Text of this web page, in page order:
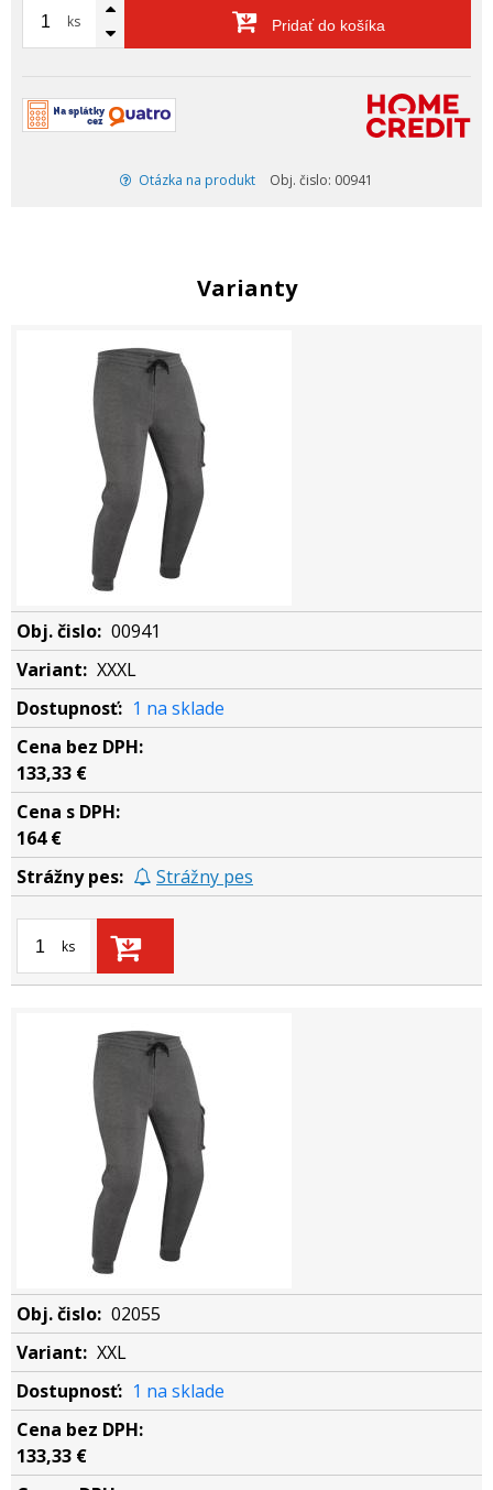
ks Pridať do košíka
Otázka na produkt Obj. čislo: 00941
Varianty
00941
XXXL
1 na sklade
133,33 €
164 €
Strážny pes
ks
02055
XXL
1 na sklade
133,33 €